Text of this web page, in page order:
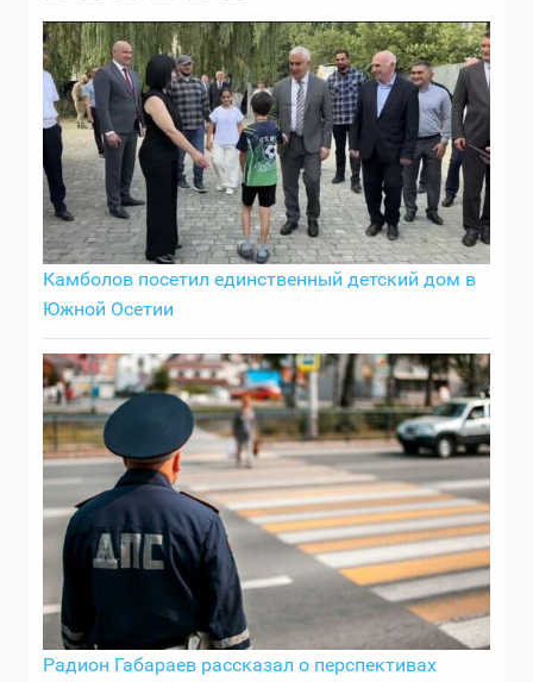
Камболов посетил единственный детский дом в
Южной Осетии
Радион Габараев рассказал о перспективах